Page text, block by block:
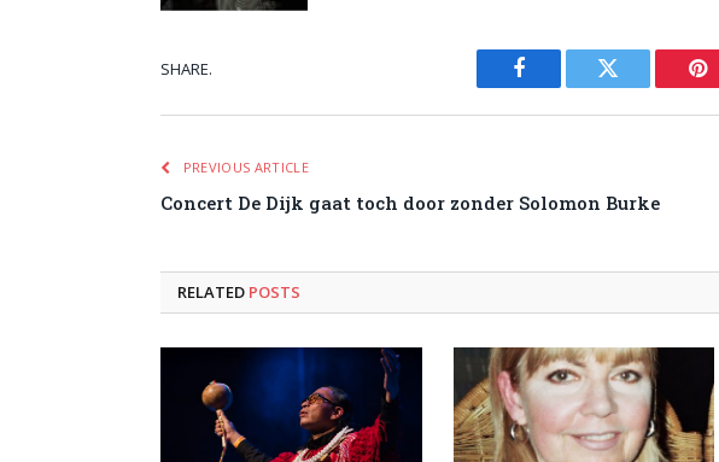
SHARE.
Facebook Twitter
PREVIOUS ARTICLE
Concert De Dijk gaat toch door zonder Solomon Burke
RELATED POSTS